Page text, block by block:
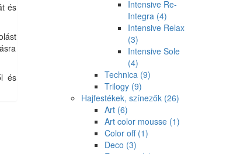
és
és
Intensive Re-
Integra (4)
Intensive Relax
(3)
Intensive Sole
(4)
Technica (9)
Trilogy (9)
Hajfestékek, színezők (26)
Art (6)
Art color mousse (1)
Color off (1)
Deco (3)